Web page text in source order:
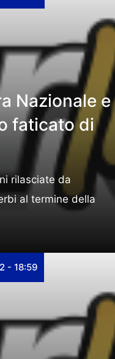
Nazionale e
faticato di
rilasciate da
al termine della
- 18:59